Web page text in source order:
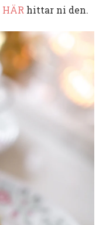
HÄR hittar ni den.